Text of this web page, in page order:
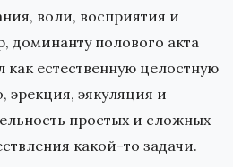
воли, восприятия и
полового акта
естественную целостную
эрекция, эякуляция и
простых и сложных
какой-то задачи.